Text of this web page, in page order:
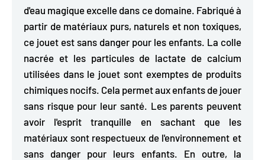
d'eau magique excelle dans ce domaine. Fabriqué à
partir de matériaux purs, naturels et non toxiques,
ce jouet est sans danger pour les enfants. La colle
nacrée et les particules de lactate de calcium
utilisées dans le jouet sont exemptes de produits
chimiques nocifs. Cela permet aux enfants de jouer
sans risque pour leur santé. Les parents peuvent
avoir l'esprit tranquille en sachant que les
matériaux sont respectueux de l'environnement et
sans danger pour leurs enfants. En outre, la